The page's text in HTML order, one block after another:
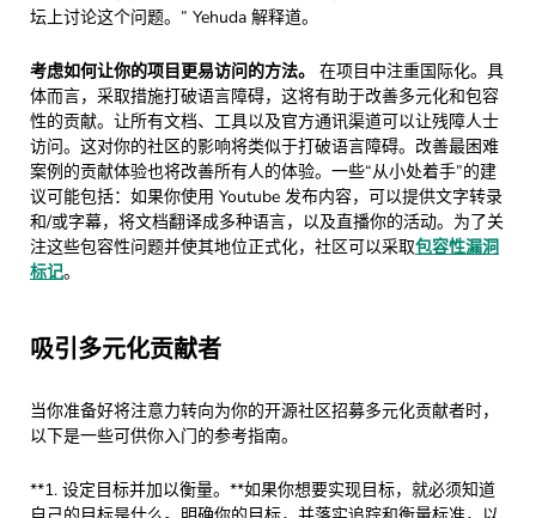
坛上讨论这个问题。” Yehuda 解释道。
考虑如何让你的项目更易访问的方法。
在项目中注重国际化。具
体而言，采取措施打破语言障碍，这将有助于改善多元化和包容
性的贡献。让所有文档、工具以及官方通讯渠道可以让残障人士
访问。这对你的社区的影响将类似于打破语言障碍。改善最困难
案例的贡献体验也将改善所有人的体验。一些“从小处着手”的建
议可能包括：如果你使用 Youtube 发布内容，可以提供文字转录
和/或字幕，将文档翻译成多种语言，以及直播你的活动。为了关
注这些包容性问题并使其地位正式化，社区可以采取包容性漏洞
标记。
吸引多元化贡献者
当你准备好将注意力转向为你的开源社区招募多元化贡献者时，
以下是一些可供你入门的参考指南。
**1. 设定目标并加以衡量。**如果你想要实现目标，就必须知道